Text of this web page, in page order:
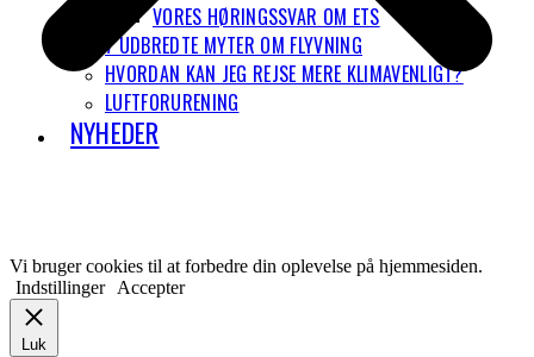
VORES HØRINGSSVAR OM ETS
7 UDBREDTE MYTER OM FLYVNING
HVORDAN KAN JEG REJSE MERE KLIMAVENLIGT?
LUFTFORURENING
NYHEDER
Vi bruger cookies til at forbedre din oplevelse på hjemmesiden.
Indstillinger
Accepter
Luk